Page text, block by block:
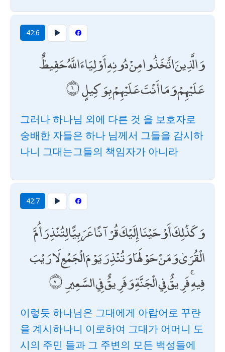
42:6
وَالَّذِينَ اتَّخَذُوا مِنْ دُونِهِ أَوْلِيَاءَ اللَّهُ حَفِيظٌ
عَلَيْهِمْ وَمَا أَنْتَ عَلَيْهِمْ بِوَكِيلٍ
그러나 하나님 외에 다른 것 을 보호자로
숭배한 자들은 하나 님께서 그들을 감시하
나니 그대는그들의 책임자가 아니라
42:7
وَكَذَٰلِكَ أَوْحَيْنَا إِلَيْكَ قُرْآنًا عَرَبِيًّا لِتُنْذِرَ أُمَّ
الْقُرَىٰ وَمَنْ حَوْلَهَا وَتُنْذِرَ يَوْمَ الْجَمْعِ لَا رَيْبَ
فِيهِ ۚ فَرِيقٌ فِي الْجَنَّةِ وَفَرِيقٌ فِي السَّعِيرِ
이렇듯 하나님은 그대에게 아랍어로 꾸란
을 계시하나니 이로하여 그대가 어머니 도
시의 주민 들과 그 주변의 모든 백성들에